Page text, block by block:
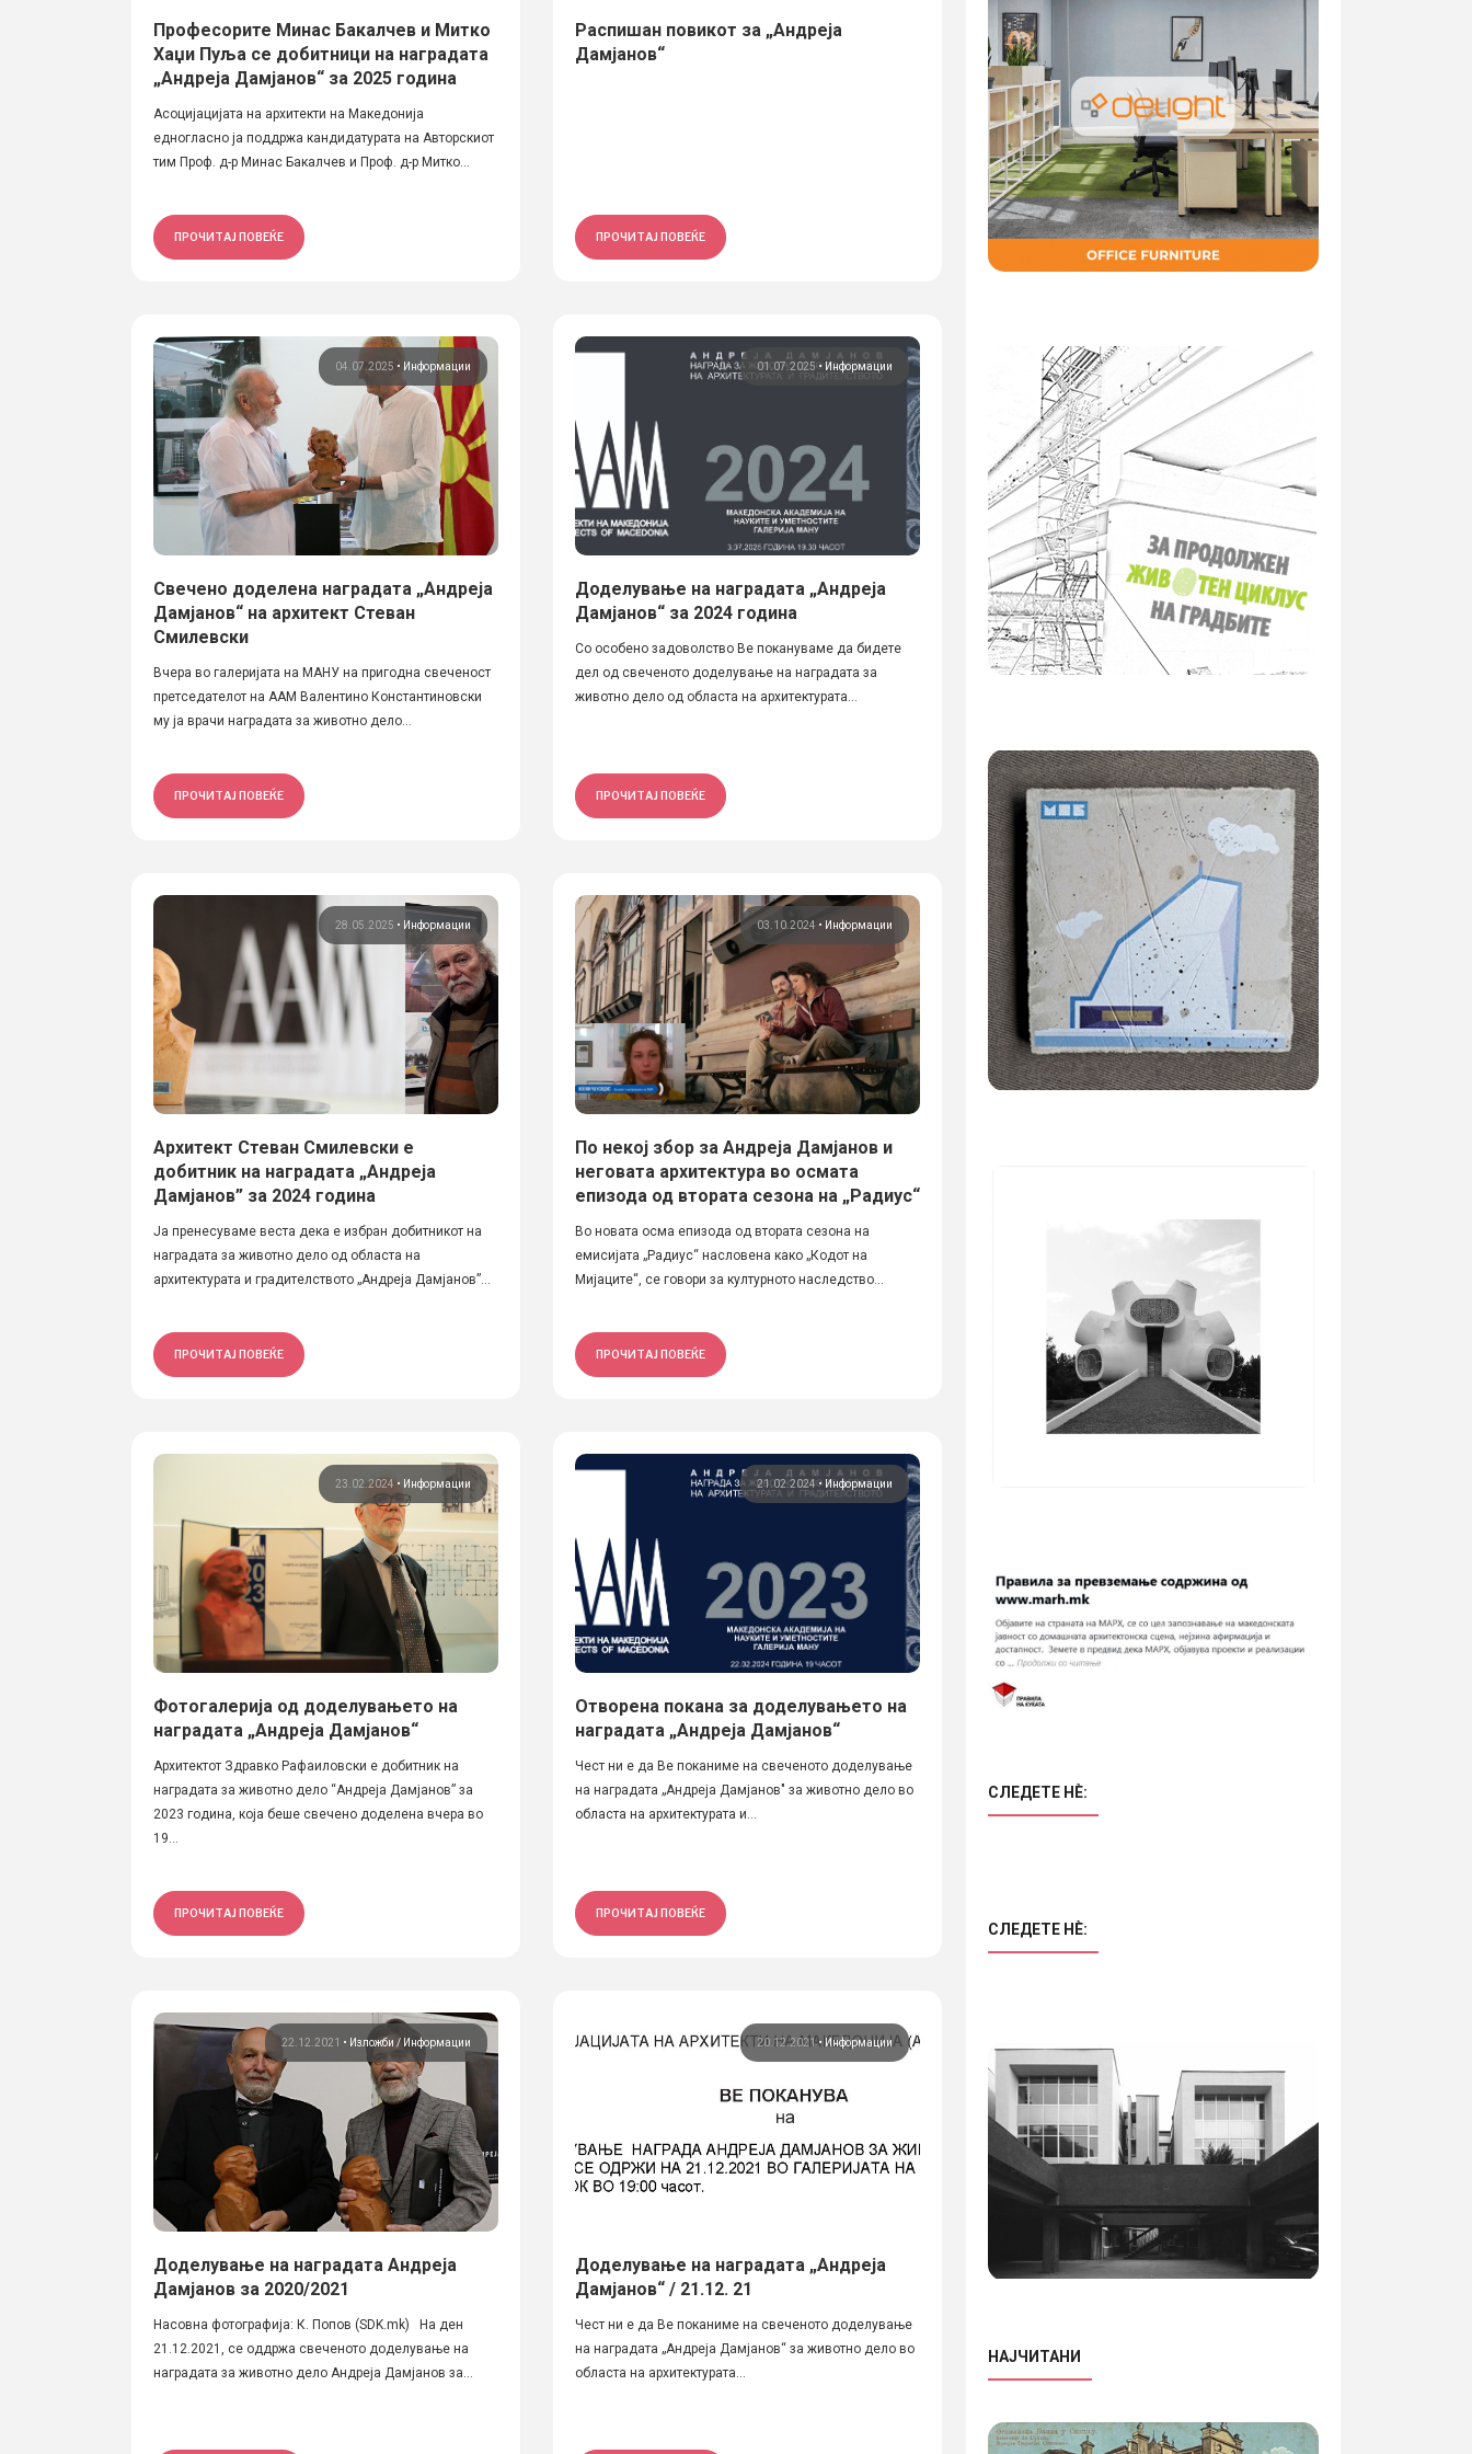
Професорите Минас Бакалчев и Митко
Хаџи Пуља се добитници на наградата
„Андреја Дамјанов“ за 2025 година
Асоцијацијата на архитекти на Македонија
едногласно ја поддржа кандидатурата на Авторскиот
тим Проф. д-р Минас Бакалчев и Проф. д-р Митко...
ПРОЧИТАЈ ПОВЕЌЕ
Распишан повикот за „Андреја
Дамјанов“
ПРОЧИТАЈ ПОВЕЌЕ
04.07.2025 • Информации
Свечено доделена наградата „Андреја
Дамјанов“ на архитект Стеван
Смилевски
Вчера во галеријата на МАНУ на пригодна свеченост
претседателот на ААМ Валентино Константиновски
му ја врачи наградата за животно дело...
ПРОЧИТАЈ ПОВЕЌЕ
01.07.2025• Информации
Доделување на наградата „Андреја
Дамјанов“ за 2024 година
Со особено задоволство Ве покануваме да бидете
дел од свеченото доделување на наградата за
животно дело од областа на архитектурата...
ПРОЧИТАЈ ПОВЕЌЕ
28.05.2025 • Информации
Архитект Стеван Смилевски е
добитник на наградата „Андреја
Дамјанов” за 2024 година
Ја пренесуваме веста дека е избран добитникот на
наградата за животно дело од областа на
архитектурата и градителството „Андреја Дамјанов”...
ПРОЧИТАЈ ПОВЕЌЕ
03.10.2024 • Информации
По некој збор за Андреја Дамјанов и
неговата архитектура во осмата
епизода од втората сезона на „Радиус“
Во новата осма епизода од втората сезона на
емисијата „Радиус“ насловена како „Кодот на
Мијаците“, се говори за културното наследство...
ПРОЧИТАЈ ПОВЕЌЕ
23.02.2024 • Информации
Фотогалерија од доделувањето на
наградата „Андреја Дамјанов“
Архитектот Здравко Рафаиловски е добитник на
наградата за животно дело “Андреја Дамјанов” за
2023 година, која беше свечено доделена вчера во
19...
ПРОЧИТАЈ ПОВЕЌЕ
21.02.2024• Информации
Отворена покана за доделувањето на
наградата „Андреја Дамјанов“
Чест ни е да Ве поканиме на свеченото доделување
на наградата „Андреја Дамјанов" за животно дело во
областа на архитектурата и...
ПРОЧИТАЈ ПОВЕЌЕ
22.12.2021 • Изложби Информации
Доделување на наградата Андреја
Дамјанов за 2020/2021
Насовна фотографија: К. Попов (SDK.mk) На ден
21.12.2021, се оддржа свеченото доделување на
наградата за животно дело Андреја Дамјанов за...
20.12.2021• Информации
Доделување на наградата „Андреја
Дамјанов“ / 21.12. 21
Чест ни е да Ве поканиме на свеченото доделување
на наградата „Андреја Дамјанов“ за животно дело во
областа на архитектурата...
СЛЕДЕТЕ НÈ:
СЛЕДЕТЕ НÈ:
НАЈЧИТАНИ